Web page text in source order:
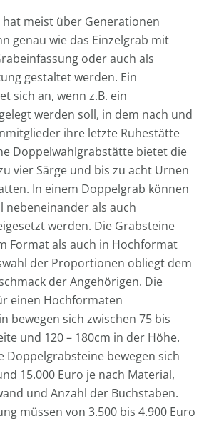
meist über Generationen
genau wie das Einzelgrab mit
oder auch als
gestaltet werden. Ein
sich an, wenn z.B. ein
werden soll, in dem nach und
ihre letzte Ruhestätte
Doppelwahlgrabstätte bietet die
vier Särge und bis zu acht Urnen
In einem Doppelgrab können
nebeneinander als auch
werden. Die Grabsteine
Format als auch in Hochformat
der Proportionen obliegt dem
der Angehörigen. Die
einen Hochformaten
bewegen sich zwischen 75 bis
und 120 – 180cm in der Höhe.
Doppelgrabsteine bewegen sich
15.000 Euro je nach Material,
und Anzahl der Buchstaben.
müssen von 3.500 bis 4.900 Euro